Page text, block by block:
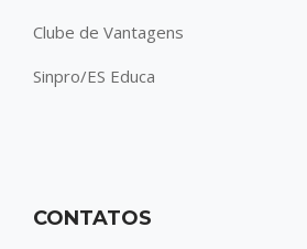
Clube de Vantagens
Sinpro/ES Educa
CONTATOS